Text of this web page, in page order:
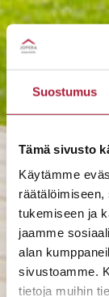
Suostumus
Tämä sivusto
Käytämme
tukemiseen ja
jaamme
alan
sivustoamme.
tietoja muihin